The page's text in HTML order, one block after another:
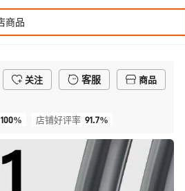
关注 客服
商品
100% 店铺好评率 91.7%